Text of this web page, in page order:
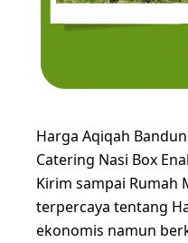
Harga Aqiqah
Catering Nasi Box
Kirim sampai Rumah
terpercaya tentang
ekonomis namun